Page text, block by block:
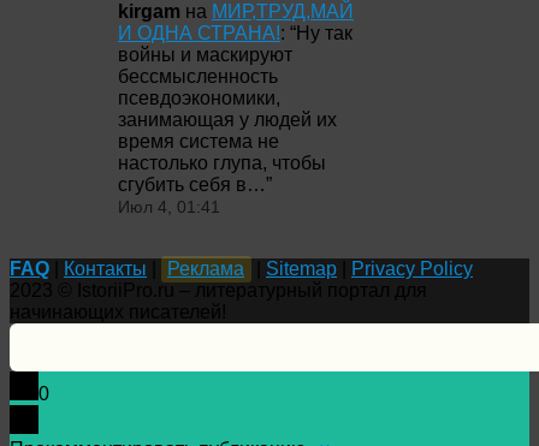
kirgam на МИР,ТРУД,МАЙ
И ОДНА СТРАНА!: “Ну так
войны и маскируют
бессмысленность
псевдоэкономики,
занимающая у людей их
время система не
настолько глупа, чтобы
сгубить себя в…”
Июл 4, 01:41
FAQ Контакты Реклама Sitemap
Privacy Policy
0